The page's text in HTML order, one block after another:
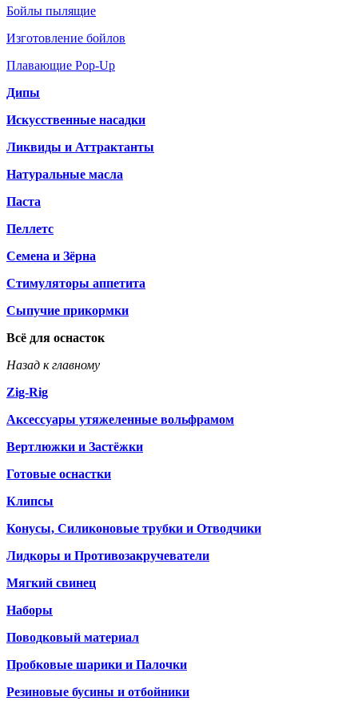
Бойлы пылящие
Изготовление бойлов
Плавающие Pop-Up
Дипы
Искусственные насадки
Ликвиды и Аттрактанты
Натуральные масла
Паста
Пеллетс
Семена и Зёрна
Стимуляторы аппетита
Сыпучие прикормки
Всё для оснасток
Назад к главному
Zig-Rig
Аксессуары утяжеленные вольфрамом
Вертлюжки и Застёжки
Готовые оснастки
Клипсы
Конусы, Силиконовые трубки и Отводчики
Лидкоры и Противозакручеватели
Мягкий свинец
Наборы
Поводковый материал
Пробковые шарики и Палочки
Резиновые бусины и отбойники